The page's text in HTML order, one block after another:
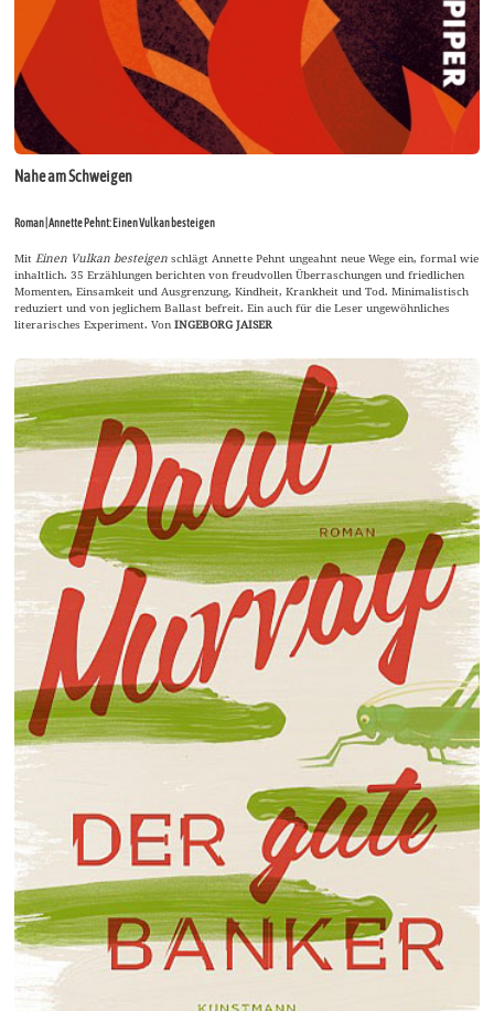
Nahe am Schweigen
Roman | Annette Pehnt: Einen Vulkan besteigen
Mit Einen Vulkan besteigen schlägt Annette Pehnt ungeahnt neue Wege ein, formal wie
inhaltlich. 35 Erzählungen berichten von freudvollen Überraschungen und friedlichen
Momenten, Einsamkeit und Ausgrenzung, Kindheit, Krankheit und Tod. Minimalistisch
reduziert und von jeglichem Ballast befreit. Ein auch für die Leser ungewöhnliches
literarisches Experiment. VonINGEBORG JAISER